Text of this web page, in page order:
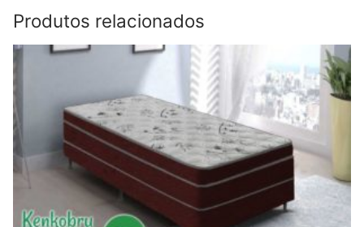
Produtos relacionados